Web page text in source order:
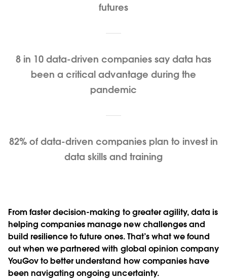
futures
8 in 10 data-driven companies say data has
been a critical advantage during the
pandemic
82% of data-driven companies plan to invest in
data skills and training
From faster decision-making to greater agility, data is
helping companies manage new challenges and
build resilience to future ones. That’s what we found
out when we partnered with global opinion company
YouGov to better understand how companies have
been navigating ongoing uncertainty.